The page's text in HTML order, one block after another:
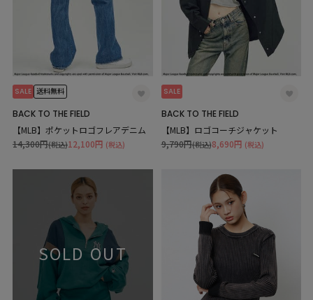
SALE 送料無料
BACK TO THE FIELD
【MLB】ポケットロゴフレアデニム
12,100円 (税込)
14,300円(税込)
SALE
BACK TO THE FIELD
【MLB】ロゴコーチジャケット
8,690円 (税込)
9,790円(税込)
SOLD OUT